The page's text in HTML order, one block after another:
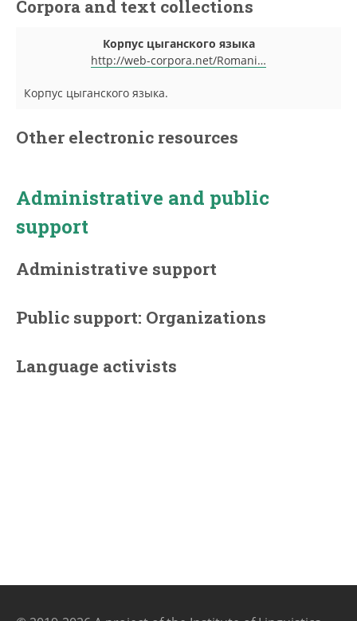
Corpora and text collections
Корпус цыганского языка
http://web-corpora.net/Romani…
Корпус цыганского языка.
Other electronic resources
Administrative and public
support
Administrative support
Public support: Organizations
Language activists